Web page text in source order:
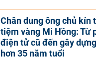
Chân dung ông chủ kín
tiệm vàng Mi Hồng: Từ
điện tử cũ đến gây
hơn 35 năm tuổi